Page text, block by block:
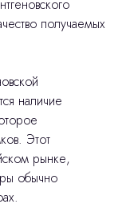
получаемых
наличие
Этот
рынке,
обычно